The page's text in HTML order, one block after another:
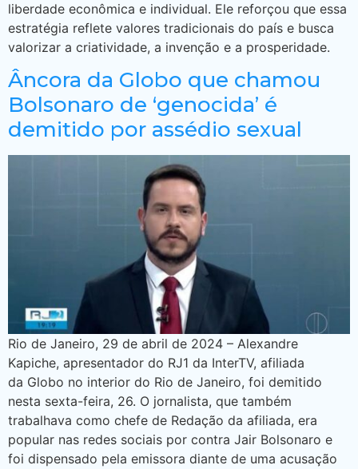
liberdade econômica e individual. Ele reforçou que essa
estratégia reflete valores tradicionais do país e busca
valorizar a criatividade, a invenção e a prosperidade.
Âncora da Globo que chamou
Bolsonaro de ‘genocida’ é
demitido por assédio sexual
Rio de Janeiro, 29 de abril de 2024 – Alexandre
Kapiche, apresentador do RJ1 da InterTV, afiliada
da Globo no interior do Rio de Janeiro, foi demitido
nesta sexta-feira, 26. O jornalista, que também
trabalhava como chefe de Redação da afiliada, era
popular nas redes sociais por contra Jair Bolsonaro e
foi dispensado pela emissora diante de uma acusação